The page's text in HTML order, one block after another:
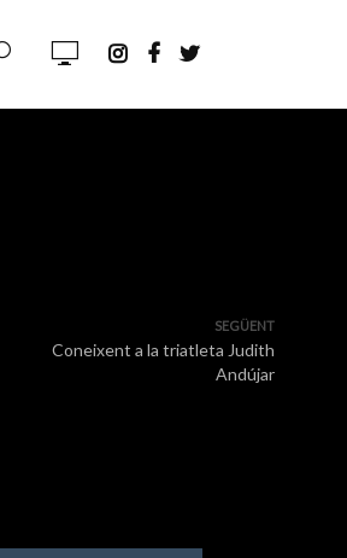
SEGÜENT
Coneixent a la triatleta Judith
Andújar